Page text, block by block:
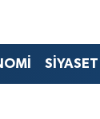
SİYASET